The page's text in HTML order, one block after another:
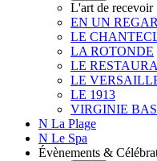
L'art de recevoir
EN UN
LE
LA ROTONDE
LE
LE
LE 1913
VIRGINIE
N La Plage
N Le Spa
Évènements &